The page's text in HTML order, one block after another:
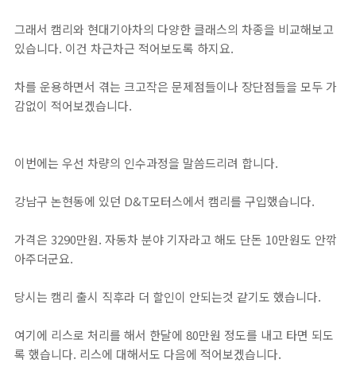
그래서 캠리와 현대기아차의 다양한 클래스의 차종을 비교해보고
있습니다. 이건 차근차근 적어보도록 하지요.
차를 운용하면서 겪는 크고작은 문제점들이나 장단점들을 모두 가
감없이 적어보겠습니다.
이번에는 우선 차량의 인수과정을 말씀드리려 합니다.
강남구 논현동에 있던 D&T모터스에서 캠리를 구입했습니다.
가격은 3290만원. 자동차 분야 기자라고 해도 단돈 10만원도 안깎
아주더군요.
당시는 캠리 출시 직후라 더 할인이 안되는것 같기도 했습니다.
여기에 리스로 처리를 해서 한달에 80만원 정도를 내고 타면 되도
록 했습니다. 리스에 대해서도 다음에 적어보겠습니다.